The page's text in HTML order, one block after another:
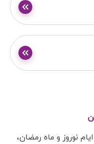
نوروز و ماه رمضان،